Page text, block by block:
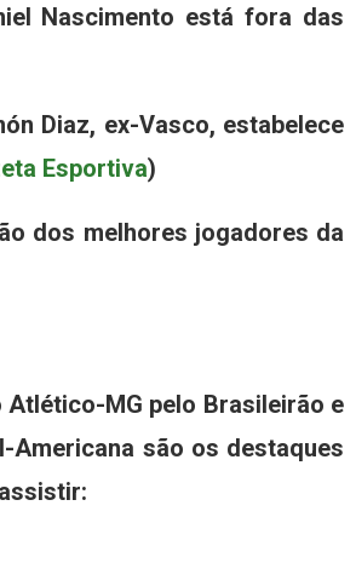
Nascimento está fora das
Diaz, ex-Vasco, estabelece
Esportiva)
dos melhores jogadores da
MG pelo Brasileirão e
Americana são os destaques